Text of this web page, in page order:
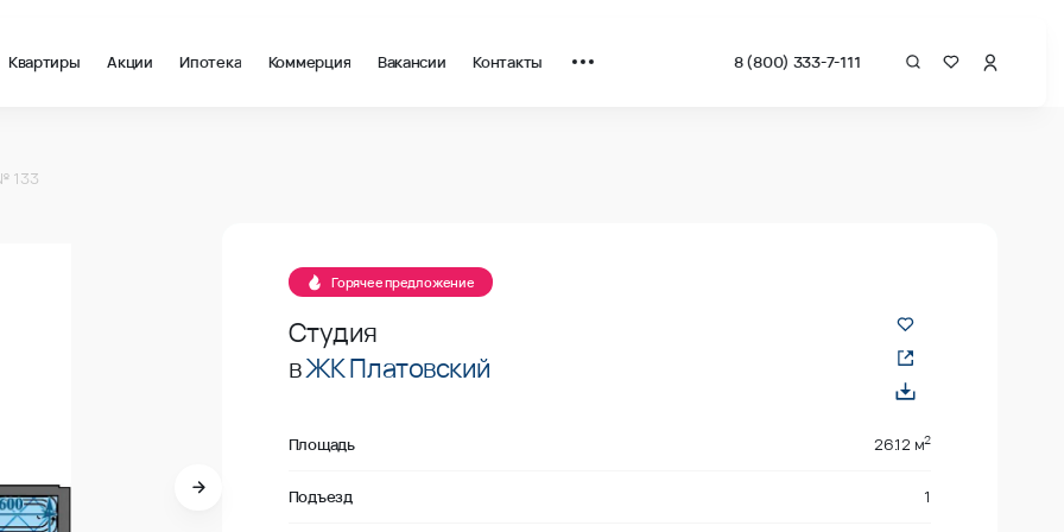
Квартиры Акции Ипотека Коммерция Вакансии Контакты 8 (800) 333-7-111
133
Горячее предложение
Студия
вЖК Платовский
Площадь 26.12 м2
Подъезд 1